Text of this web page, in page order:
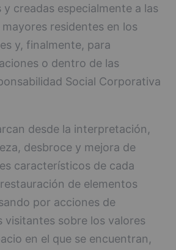
creadas especialmente a las
residentes en los
y, finalmente, para
o dentro de las
Social Corporativa
desde la interpretación,
desbroce y mejora de
característicos de cada
de elementos
por acciones de
visitantes sobre los valores
en el que se encuentran,